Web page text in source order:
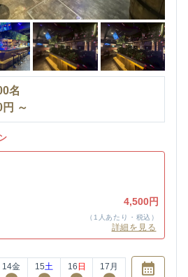
名
円 ～
4,500円
（1人あたり・税込）
詳細を見る
14金 15土 16 日 17 月